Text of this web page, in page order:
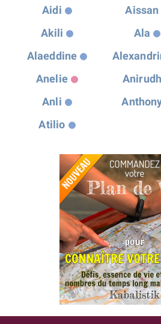
Aidi
Aissan
Akili
Ala
Alaeddine
Anelie
Anirudh
Anli
Atilio